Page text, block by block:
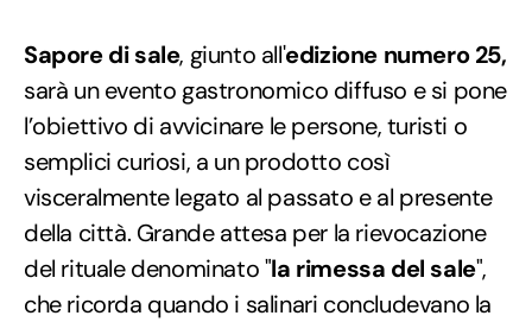
Sapore di sale, giunto all'edizione numero 25,
sarà un evento gastronomico diffuso e si pone
l’obiettivo di avvicinare le persone, turisti o
semplici curiosi, a un prodotto così
visceralmente legato al passato e al presente
della città. Grande attesa per la rievocazione
del rituale denominato "la rimessa del sale",
che ricorda quando i salinari concludevano la